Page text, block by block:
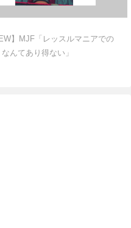
】MJF「レッスルマニアでの
んてあり得ない」